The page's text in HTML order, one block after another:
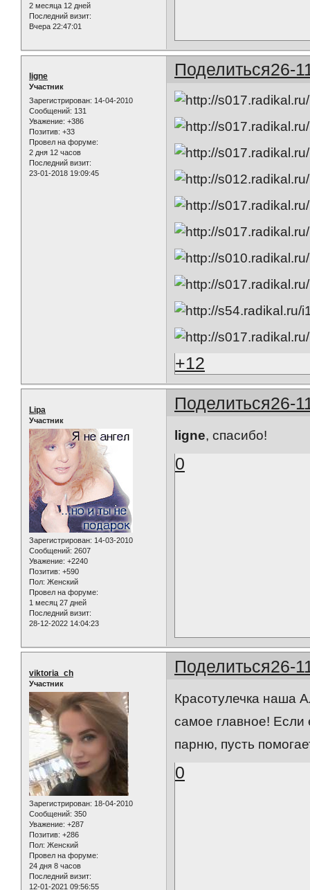
2 месяца 12 дней
Последний визит:
Вчера 22:47:01
Поделиться26-
ligne
Участник
Зарегистрирован: 14-04-2010
Сообщений: 131
Уважение: +386
Позитив: +33
Провел на форуме:
2 дня 12 часов
Последний визит:
23-01-2018 19:09:45
+12
Поделиться26-
Lipa
Участник
Зарегистрирован: 14-03-2010
Сообщений: 2607
Уважение: +2240
Позитив: +590
Пол: Женский
Провел на форуме:
1 месяц 27 дней
Последний визит:
28-12-2022 14:04:23
ligne, спасибо!
0
Поделиться26-
viktoria_ch
Участник
Зарегистрирован: 18-04-2010
Сообщений: 350
Уважение: +287
Позитив: +286
Пол: Женский
Провел на форуме:
24 дня 8 часов
Последний визит:
12-01-2021 09:56:55
Красотулечка наша
самое главное! Если
парню, пусть
0